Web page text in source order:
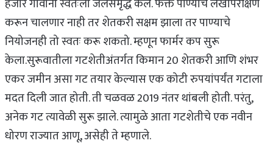
करून चालणार नाही तर शेतकरी सक्षम झाला तर पाण्याचे
नियोजनही तो स्वतः करू शकतो. म्हणून फार्मर कप सुरू
केला.सुरूवातीला गटशेतीअंतर्गत किमान 20 शेतकरी आणि शंभर
एकर जमीन असा गट तयार केल्यास एक कोटी रुपयांपर्यंत गटाला
मदत दिली जात होती. ती चळवळ 2019 नंतर थांबली होती. परंतु,
अनेक गट त्यावेळी सुरू झाले. त्यामुळे आता गटशेतीचे एक नवीन
धोरण राज्यात आणू, असेही ते म्हणाले.